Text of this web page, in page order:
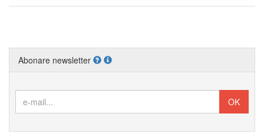
Abonare newsletter